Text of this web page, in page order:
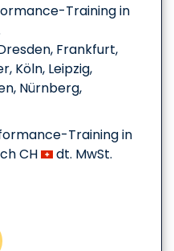
Training in
Frankfurt,
Köln, Leipzig,
Nürnberg,
Training in
CH
dt. MwSt.